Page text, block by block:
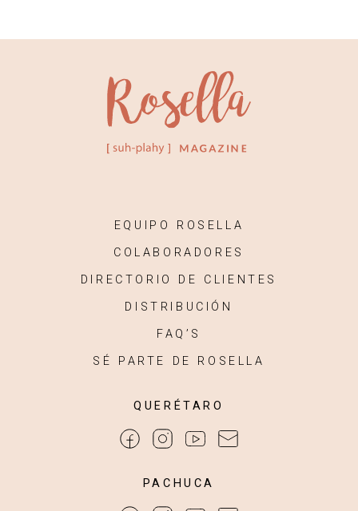
EQUIPO ROSELLA
COLABORADORES
DIRECTORIO DE CLIENTES
DISTRIBUCIÓN
FAQ’S
SÉ PARTE DE ROSELLA
QUERÉTARO
PACHUCA